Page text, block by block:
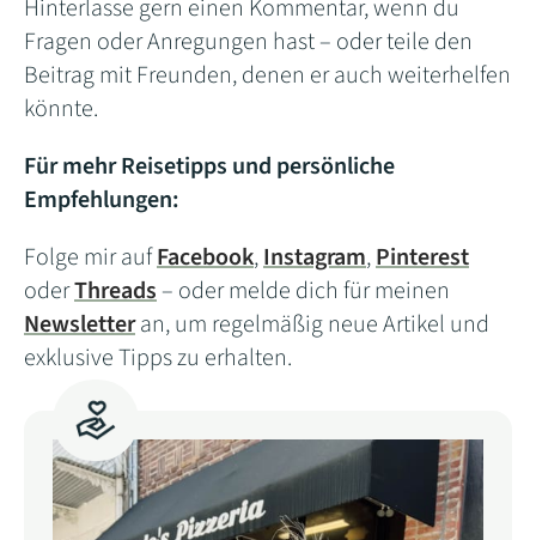
Hinterlasse gern einen Kommentar, wenn du
Fragen oder Anregungen hast – oder teile den
Beitrag mit Freunden, denen er auch weiterhelfen
könnte.
Für mehr Reisetipps und persönliche
Empfehlungen:
Folge mir aufFacebook,Instagram,Pinterest
oderThreads – oder melde dich für meinen
Newsletteran, um regelmäßig neue Artikel und
exklusive Tipps zu erhalten.